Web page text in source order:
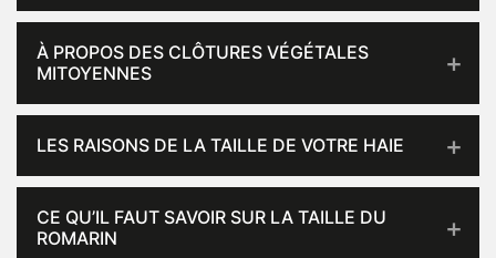
À PROPOS DES CLÔTURES VÉGÉTALES
MITOYENNES
LES RAISONS DE LA TAILLE DE VOTRE HAIE
CE QU’IL FAUT SAVOIR SUR LA TAILLE DU
ROMARIN